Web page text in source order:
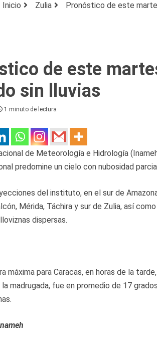
Inicio Zulia Pronóstico de este
de este
sin lluvias
1 minuto de lectura
de Meteorología e Hidrología
predomine un cielo con nubosidad
del instituto, en el sur de
Mérida, Táchira y sur de Zulia, así
dispersas.
máxima para Caracas, en horas de la
madrugada, fue en promedio de 17